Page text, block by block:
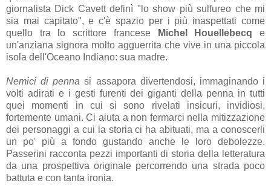
giornalista Dick Cavett definì "lo show più sulfureo che mi
sia mai capitato", e c'è spazio per i più inaspettati come
quello tra lo scrittore francese
Michel Houellebecq e
un'anziana signora molto agguerrita che vive in una piccola
isola dell'Oceano Indiano: sua madre.
Nemici di penna si assapora divertendosi, immaginando i
volti adirati e i gesti furenti dei giganti della penna in tutti
quei momenti in cui si sono rivelati insicuri, invidiosi,
fortemente umani. Ci aiuta a non fermarci nella mitizzazione
dei personaggi a cui la storia ci ha abituati, ma a conoscerli
un po' più a fondo gustando anche le loro debolezze.
Passerini racconta pezzi importanti di storia della letteratura
da una prospettiva originale percorrendo una strada poco
battuta e con tanta ironia.